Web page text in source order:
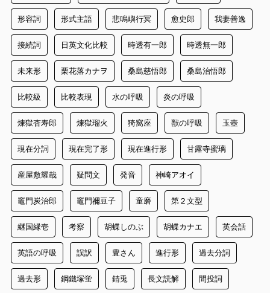
形容詞 形式主語 悲鳴嶼行冥 愈史郎 我妻善逸
接続詞 日英文化比較 時透有一郎 時透無一郎
未来形 栗花落カナヲ 桑島慈悟郎 桑島治悟郎
比較級 比較表現 水の呼吸 炎の呼吸
煉獄杏寿郎 煉獄瑠火 猗窩座 獣の呼吸 玉壺
現在分詞 現在完了形 現在進行形 甘露寺蜜璃
産屋敷耀哉 疑問文 発音 神崎アオイ
竈門炭治郎 竈門禰豆子 童磨 第２文型
継国縁壱 考察 胡蝶しのぶ 胡蝶カナエ 英会話
英語の呼吸 誤訳 豊さん 進行形 過去分詞
過去形 鋼鐵塚蛍 錆兎 長文読解 間投詞